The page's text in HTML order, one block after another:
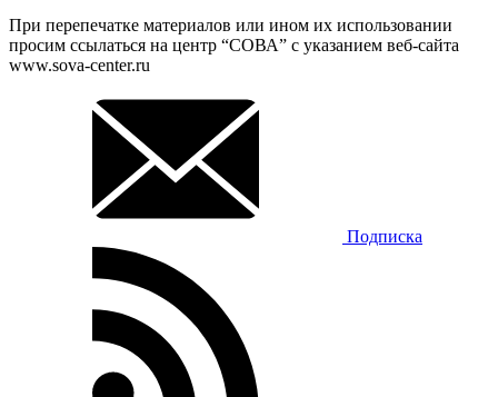
При перепечатке материалов или ином их использовании
просим ссылаться на центр “СОВА” с указанием веб-сайта
www.sova-center.ru
Подписка